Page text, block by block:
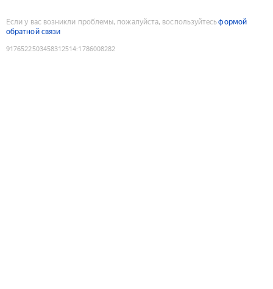
Если у вас возникли проблемы, пожалуйста, воспользуйтесьформой
обратной связи
9176522503458312514:1786008282